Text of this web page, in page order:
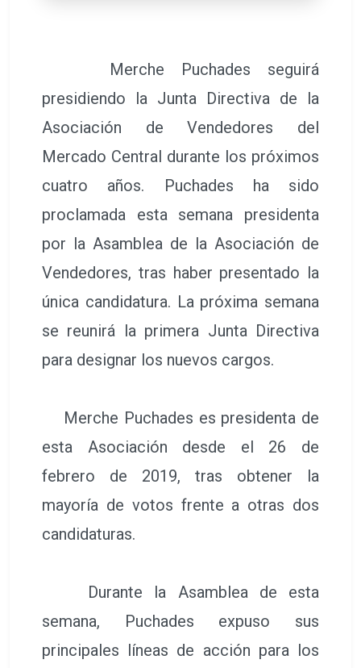
Merche Puchades seguirá
presidiendo la Junta Directiva de la
Asociación de Vendedores del
Mercado Central durante los próximos
cuatro años. Puchades ha sido
proclamada esta semana presidenta
por la Asamblea de la Asociación de
Vendedores, tras haber presentado la
única candidatura. La próxima semana
se reunirá la primera Junta Directiva
para designar los nuevos cargos.
Merche Puchades es presidenta de
esta Asociación desde el 26 de
febrero de 2019, tras obtener la
mayoría de votos frente a otras dos
candidaturas.
Durante la Asamblea de esta
semana, Puchades expuso sus
principales líneas de acción para los